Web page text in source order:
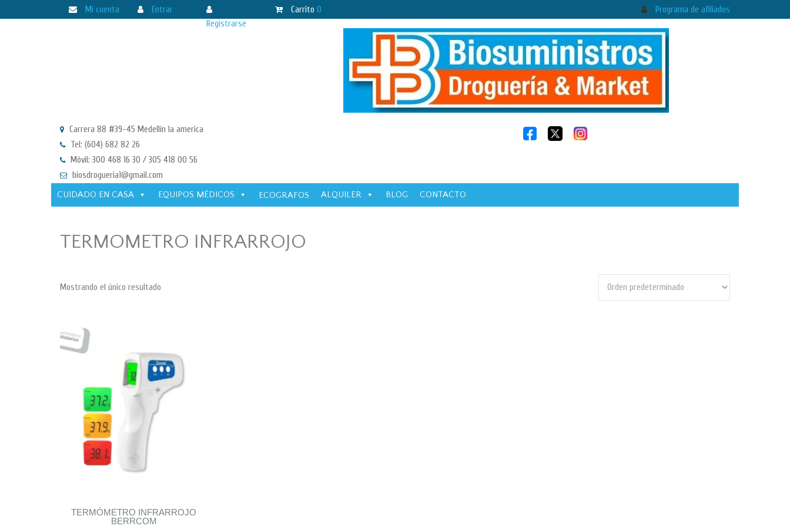
Mi cuenta
Entrar
Registrarse
Carrito 0 Programa de afiliados
Carrera 88 #39-45 Medellín la america
Tel: (604) 682 82 26
Móvil: 300 468 16 30 / 305 418 00 56
biosdrogueria1@gmail.com
CUIDADO EN CASA
EQUIPOS MÉDICOS ECOGRAFOS ALQUILER BLOG CONTACTO
TERMOMETRO INFRARROJO
Mostrando el único resultado
TERMÓMETRO INFRARROJO
BERRCOM